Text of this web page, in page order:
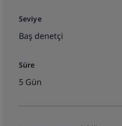
Seviye
Baş denetçi
Süre
5 Gün